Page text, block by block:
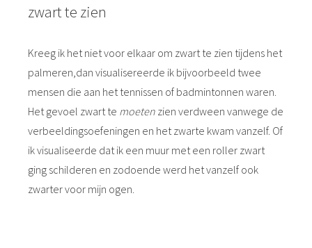
zwart te zien
Kreeg ik het niet voor elkaar om zwart te zien tijdens het
palmeren,dan visualisereerde ik bijvoorbeeld twee
mensen die aan het tennissen of badmintonnen waren.
Het gevoel zwart te moeten zien verdween vanwege de
verbeeldingsoefeningen en het zwarte kwam vanzelf. Of
ik visualiseerde dat ik een muur met een roller zwart
ging schilderen en zodoende werd het vanzelf ook
zwarter voor mijn ogen.